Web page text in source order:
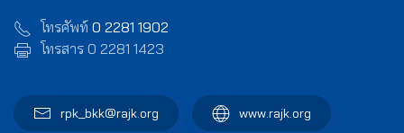
โทรศัพท์ 0 2281 1902
โทรสาร 0 2281 1423
rpk_bkk@rajk.org www.rajk.org